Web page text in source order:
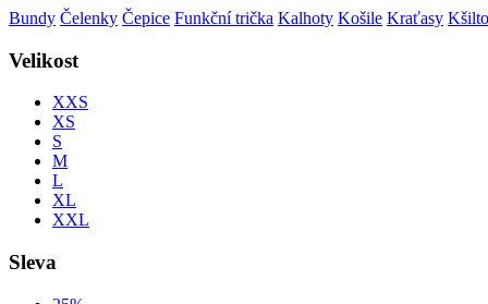
Bundy Čelenky Čepice Funkční trička Kalhoty Košile Kraťasy
Velikost
XXS
XS
S
M
L
XL
XXL
Sleva